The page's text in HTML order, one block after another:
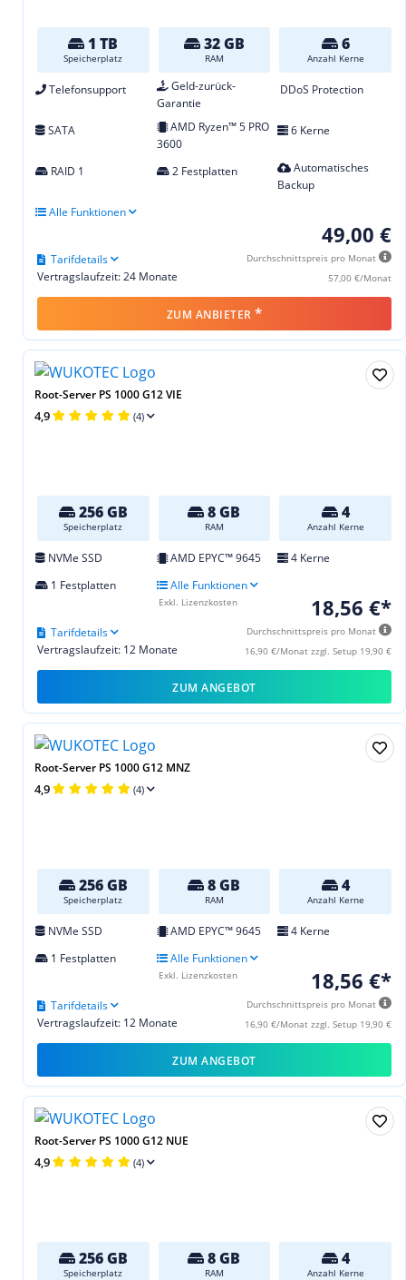
1 TB
Speicherplatz
32 GB
RAM
6
Anzahl Kerne
Telefonsupport
Geld-zurück-
Garantie
DDoS Protection
SATA
AMD Ryzen™ 5 PRO
3600
6 Kerne
RAID 1 2 Festplatten
Automatisches
Backup
Alle Funktionen
49,00 €
Durchschnittspreis pro Monat
57,00 €/Monat
Vertragslaufzeit: 24 Monate
Tarifdetails
ZUM ANBIETER *
Root-Server PS 1000 G12 VIE
4,9 (4)
256 GB
Speicherplatz
8 GB
RAM
4
Anzahl Kerne
NVMe SSD AMD EPYC™ 9645
4 Kerne
1 Festplatten
Alle Funktionen
18,56 €*
Durchschnittspreis pro Monat
16,90 €/Monat zzgl. Setup 19,90 €
Vertragslaufzeit: 12 Monate
Tarifdetails
Exkl. Lizenzkosten
ZUM ANGEBOT
Root-Server PS 1000 G12 MNZ
4,9 (4)
256 GB
Speicherplatz
8 GB
RAM
4
Anzahl Kerne
NVMe SSD AMD EPYC™ 9645
4 Kerne
1 Festplatten
Alle Funktionen
18,56 €*
Durchschnittspreis pro Monat
16,90 €/Monat zzgl. Setup 19,90 €
Vertragslaufzeit: 12 Monate
Tarifdetails
Exkl. Lizenzkosten
ZUM ANGEBOT
Root-Server PS 1000 G12 NUE
4,9 (4)
256 GB
Speicherplatz
8 GB
RAM
4
Anzahl Kerne